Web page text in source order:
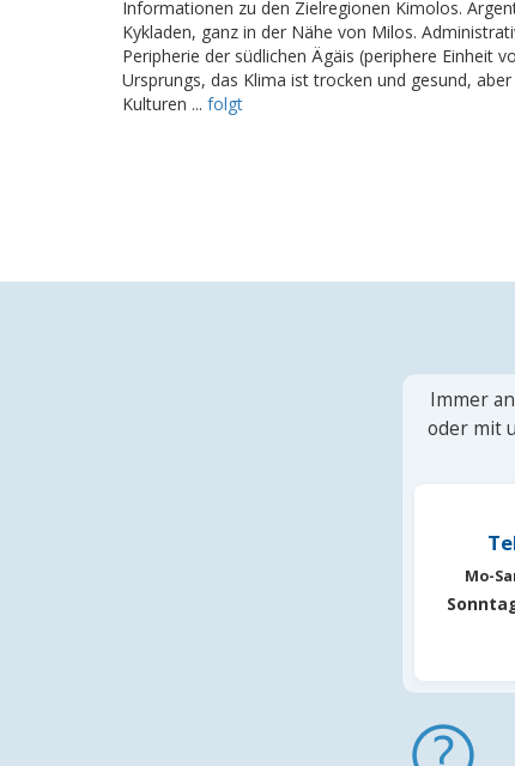
Informationen zu den Zielregionen Kimolos.
Kykladen, ganz in der Nähe von Milos.
Peripherie der südlichen Ägäis (periphere Einheit
Ursprungs, das Klima ist trocken und gesund,
Kulturen ... folgt
Immer
oder mit
Mo-